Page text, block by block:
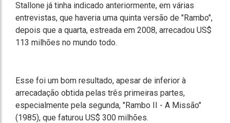
Stallone já tinha indicado anteriormente, em várias
entrevistas, que haveria uma quinta versão de "Rambo",
depois que a quarta, estreada em 2008, arrecadou US$
113 milhões no mundo todo.
Esse foi um bom resultado, apesar de inferior à
arrecadação obtida pelas três primeiras partes,
especialmente pela segunda, "Rambo II - A Missão"
(1985), que faturou US$ 300 milhões.